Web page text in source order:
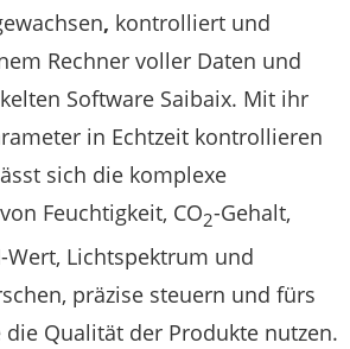
, kontrolliert und
Rechner voller Daten und
Software Saibaix. Mit ihr
in Echtzeit kontrollieren
sich die komplexe
Feuchtigkeit, CO2-Gehalt,
Lichtspektrum und
präzise steuern und fürs
Qualität der Produkte nutzen.